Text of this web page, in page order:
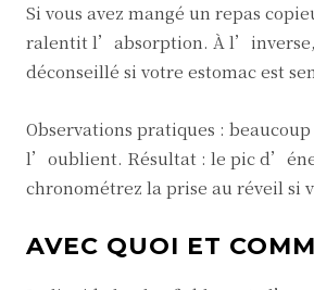
Si vous avez mangé un repas
ralentit l’absorption. À
déconseillé si votre estomac est
Observations pratiques :
l’oublient. Résultat : le pic
chronométrez la prise au réveil si
AVEC QUOI ET